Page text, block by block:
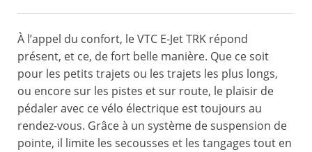
À l’appel du confort, le VTC E-Jet TRK répond
présent, et ce, de fort belle manière. Que ce soit
pour les petits trajets ou les trajets les plus longs,
ou encore sur les pistes et sur route, le plaisir de
pédaler avec ce vélo électrique est toujours au
rendez-vous. Grâce à un système de suspension de
pointe, il limite les secousses et les tangages tout en